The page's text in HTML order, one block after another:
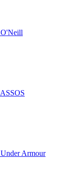
O'Neill
ASSOS
Under Armour